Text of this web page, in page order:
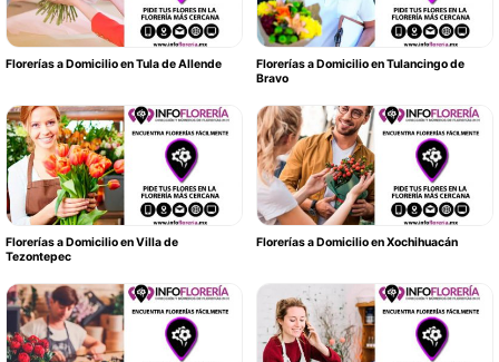
Florerías a Domicilio en Tula de Allende
Florerías a Domicilio en Tulancingo de
Bravo
Florerías a Domicilio en Villa de
Tezontepec
Florerías a Domicilio en Xochihuacán